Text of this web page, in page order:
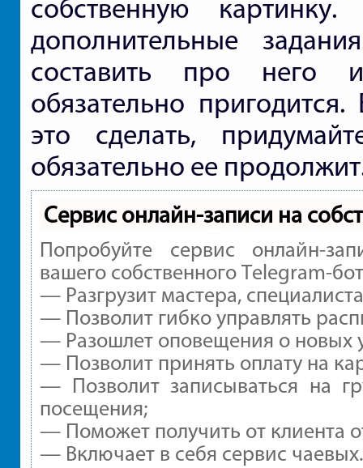
собственную
дополнительные
составить про него
обязательно
это сделать,
обязательно ее
Сервис онлайн-записи на
Попробуйте сервис онлайн-
вашего собственного Telegram-
— Разгрузит мастера,
— Позволит гибко управлять
— Разошлет оповещения о новых
— Позволит принять оплату на
— Позволит записываться на
посещения;
— Поможет получить от клиента
— Включает в себя сервис чаевых.